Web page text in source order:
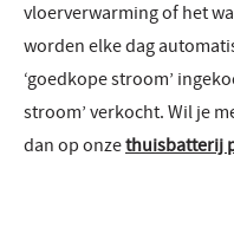
vloerverwarming of het
worden elke dag
‘goedkope stroom’
stroom’ verkocht. Wil je
dan op onzethuisbatterij